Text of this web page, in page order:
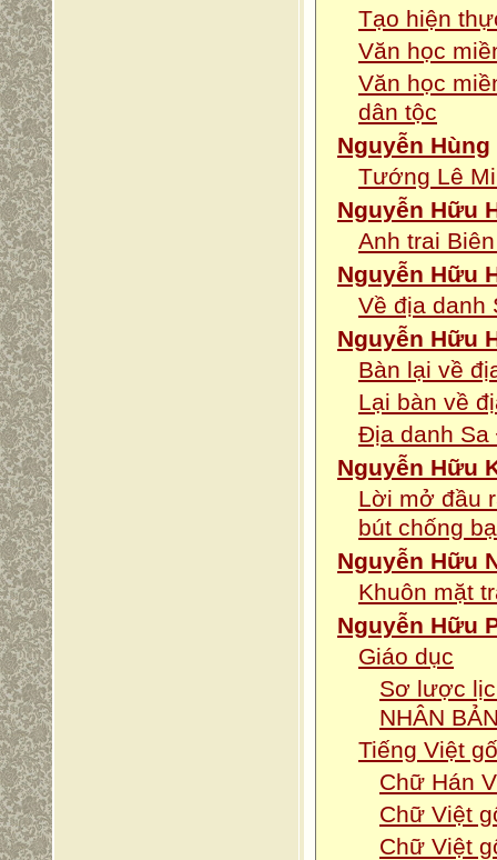
Tạo hiện
Văn học
Văn học
dân tộc
Nguyễn Hùng
Tướng Lê
Nguyễn Hữu
Anh trai
Nguyễn Hữu
Về địa danh
Nguyễn Hữu
Bàn lại về
Lại bàn về
Địa danh Sa
Nguyễn Hữu
Lời mở đầu
bút chống
Nguyễn Hữu
Khuôn mặt
Nguyễn Hữu
Giáo dục
Sơ lược
NHÂN
Tiếng Việt
Chữ Hán
Chữ Việt
Chữ Việt